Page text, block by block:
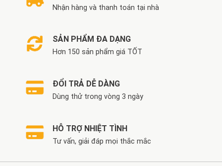
Nhận hàng và thanh toán tại nhà
SẢN PHẨM ĐA DẠNG
Hơn 150 sản phẩm giá TỐT
ĐỔI TRẢ DỄ DÀNG
Dùng thử trong vòng 3 ngày
HỖ TRỢ NHIỆT TÌNH
Tư vấn, giải đáp mọi thắc mắc